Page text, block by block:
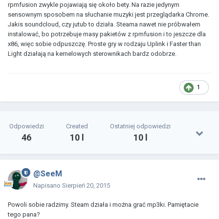
rpmfusion zwykle pojawiają się około bety. Na razie jedynym
sensownym sposobem na słuchanie muzyki jest przeglądarka Chrome.
Jakis soundcloud, czy jutub to działa. Steama nawet nie próbwałem
instalować, bo potrzebuje masy pakietów z rpmfusion i to jeszcze dla
x86, więc sobie odpuszczę. Proste gry w rodzaju Uplink i Faster than
Light działają na kernelowych sterownikach bardz odobrze.
1
Odpowiedzi
46
Created
10 l
Ostatniej odpowiedzi
10 l
@SeeM
Napisano Sierpień 20, 2015
Powoli sobie radzimy. Steam działa i można grać mp3ki. Pamiętacie
tego pana?